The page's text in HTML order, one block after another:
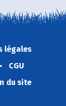
légales
CGU
du site